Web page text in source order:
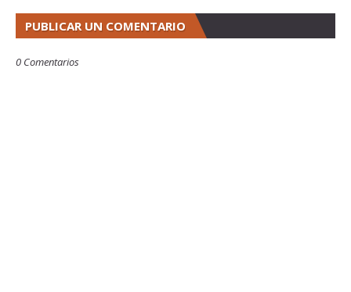
PUBLICAR UN COMENTARIO
0 Comentarios